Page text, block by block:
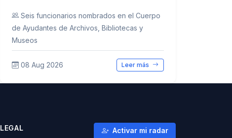
Seis funcionarios nombrados en el Cuerpo
de Ayudantes de Archivos, Bibliotecas y
Museos
08 Aug 2026 Leer más
LEGAL
Activar mi radar